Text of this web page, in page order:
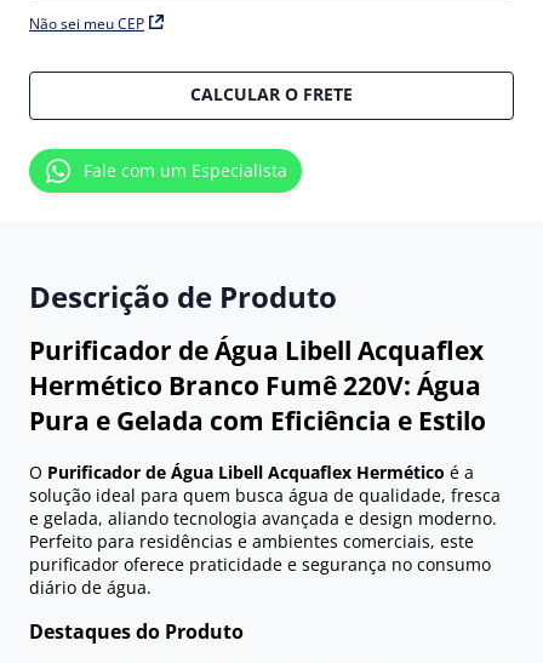
Não sei meu CEP
CALCULAR O FRETE
Fale com um Especialista
Descrição de Produto
Purificador de Água Libell Acquaflex
Hermético Branco Fumê 220V: Água
Pura e Gelada com Eficiência e Estilo
O Purificador de Água Libell Acquaflex Hermético é a
solução ideal para quem busca água de qualidade, fresca
e gelada, aliando tecnologia avançada e design moderno.
Perfeito para residências e ambientes comerciais, este
purificador oferece praticidade e segurança no consumo
diário de água.
Destaques do Produto